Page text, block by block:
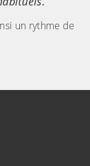
un rythme de